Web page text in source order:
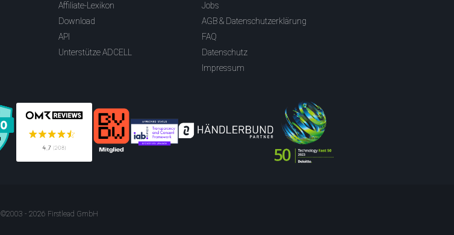
Affiliate-Lexikon
Download
API
Unterstütze ADCELL
Jobs
AGB & Datenschutzerklärung
FAQ
Datenschutz
Impressum
©2003 - 2026 Firstlead GmbH